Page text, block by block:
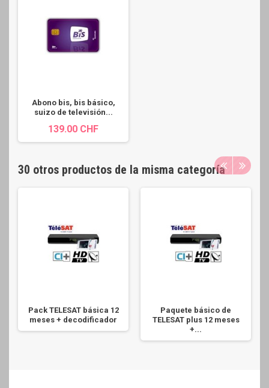
Abono bis, bis básico,
suizo de televisión...
139.00 CHF
30 otros productos de la misma categoría
Pack TELESAT básica 12
meses + decodificador
Paquete básico de
TELESAT plus 12 meses
+...